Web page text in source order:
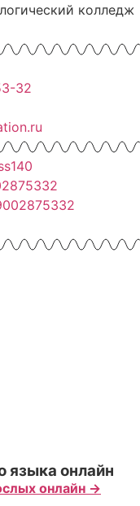
колледж
32
языка онлайн
онлайн ->